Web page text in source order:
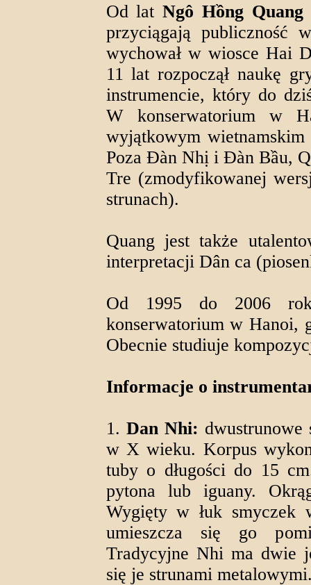
Od latNgô Hồng
przyciągają
wychował w wiosce Hai
11 lat rozpoczął naukę
instrumencie, który do
W konserwatorium w
wyjątkowym
Poza Đàn Nhị i Đàn Bầu,
Tre (zmodyfikowanej
strunach).
Quang jest także
interpretacji Dân ca
Od 1995 do 2006
konserwatorium w Hanoi,
Obecnie studiuje
Informacje o
1. Dan Nhi:
w X wieku. Korpus
tuby o długości do 15
pytona lub iguany.
Wygięty w łuk smyczek
umieszcza się go
Tradycyjne Nhi ma dwie
się je strunami